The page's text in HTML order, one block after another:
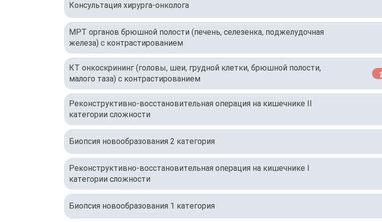
Консультация хирурга-онколога
МРТ органов брюшной полости (печень, селезенка, поджелудочная
железа) с контрастированием
КТ онкоскрининг (головы, шеи, грудной клетки, брюшной полости,
малого таза) с контрастированием
Реконструктивно-восстановительная операция на кишечнике II
категории сложности
Биопсия новообразования 2 категория
Реконструктивно-восстановительная операция на кишечнике I
категории сложности
Биопсия новообразования 1 категория